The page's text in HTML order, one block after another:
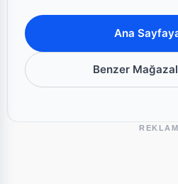
Ana
Benzer
REKLAM